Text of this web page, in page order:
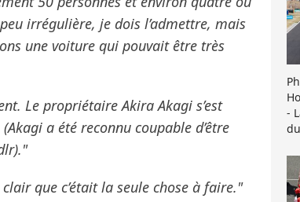
irrégulière, je dois l’admettre, mais
une voiture qui pouvait être très
Le propriétaire Akira Akagi s’est
a été reconnu coupable d’être
que c’était la seule chose à faire."
-